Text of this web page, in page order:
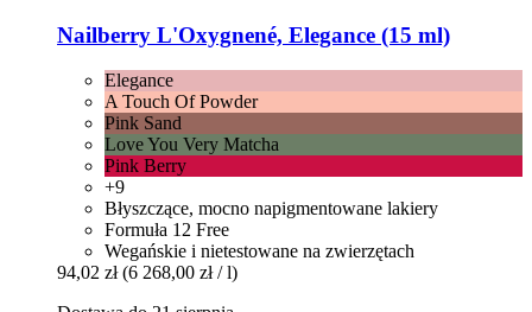
Nailberry L'Oxygnené, Elegance (15 ml)
Elegance
A Touch Of Powder
Pink Sand
Love You Very Matcha
Pink Berry
+9
Błyszczące, mocno napigmentowane lakiery
Formuła 12 Free
Wegańskie i nietestowane na zwierzętach
94,02 zł (6 268,00 zł / l)